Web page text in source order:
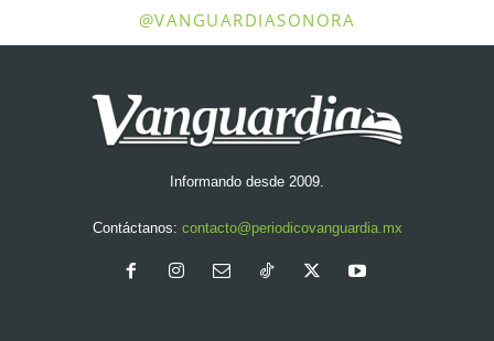
@VANGUARDIASONORA
Informando desde 2009.
Contáctanos: contacto@periodicovanguardia.mx